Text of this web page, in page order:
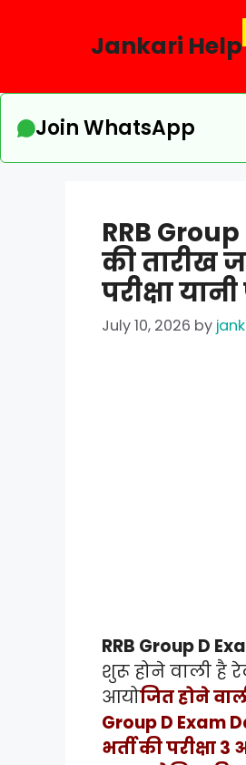
Jankari Help
Join WhatsApp
RRB
की तारीख
परीक्षा यानी
July 10, 2026 by
RRB Group D
शुरू होने वाली है
आयोजित होने
Group D Exam
भर्ती की परीक्षा